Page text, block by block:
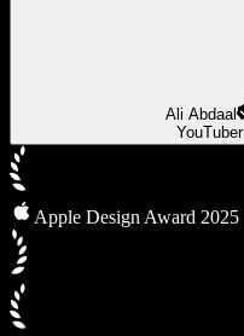
Ali Abdaal
YouTuber
Apple Design Award 2025